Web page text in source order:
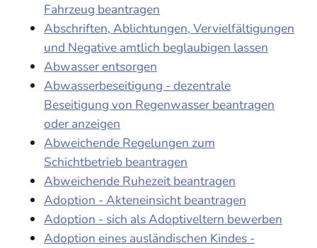
Fahrzeug beantragen
Abschriften, Ablichtungen, Vervielfältigungen
und Negative amtlich beglaubigen lassen
Abwasser entsorgen
Abwasserbeseitigung - dezentrale
Beseitigung von Regenwasser beantragen
oder anzeigen
Abweichende Regelungen zum
Schichtbetrieb beantragen
Abweichende Ruhezeit beantragen
Adoption - Akteneinsicht beantragen
Adoption - sich als Adoptiveltern bewerben
Adoption eines ausländischen Kindes -